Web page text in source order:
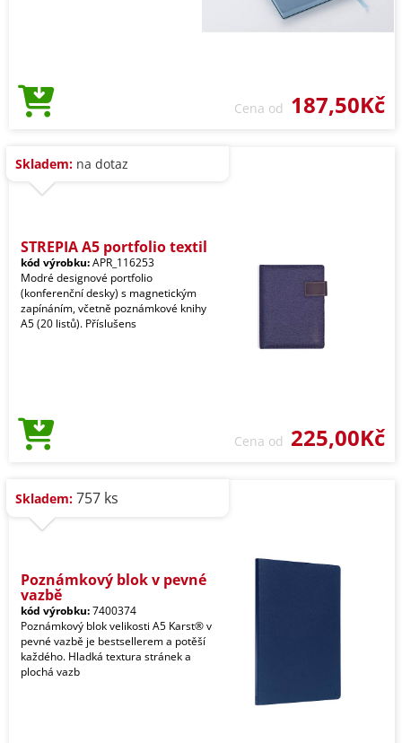
Cena od 187,50Kč
Skladem: na dotaz
STREPIA A5 portfolio textil
kód výrobku:APR_116253
Modré designové portfolio
(konferenční desky) s magnetickým
zapínáním, včetně poznámkové knihy
A5 (20 listů). Příslušens
Cena od 225,00Kč
Skladem: 757 ks
Poznámkový blok v pevné
vazbě
kód výrobku:7400374
Poznámkový blok velikosti A5 Karst® v
pevné vazbě je bestsellerem a potěší
každého. Hladká textura stránek a
plochá vazb